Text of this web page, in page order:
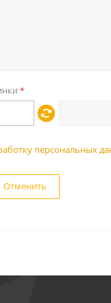
*
персональных
Отменить